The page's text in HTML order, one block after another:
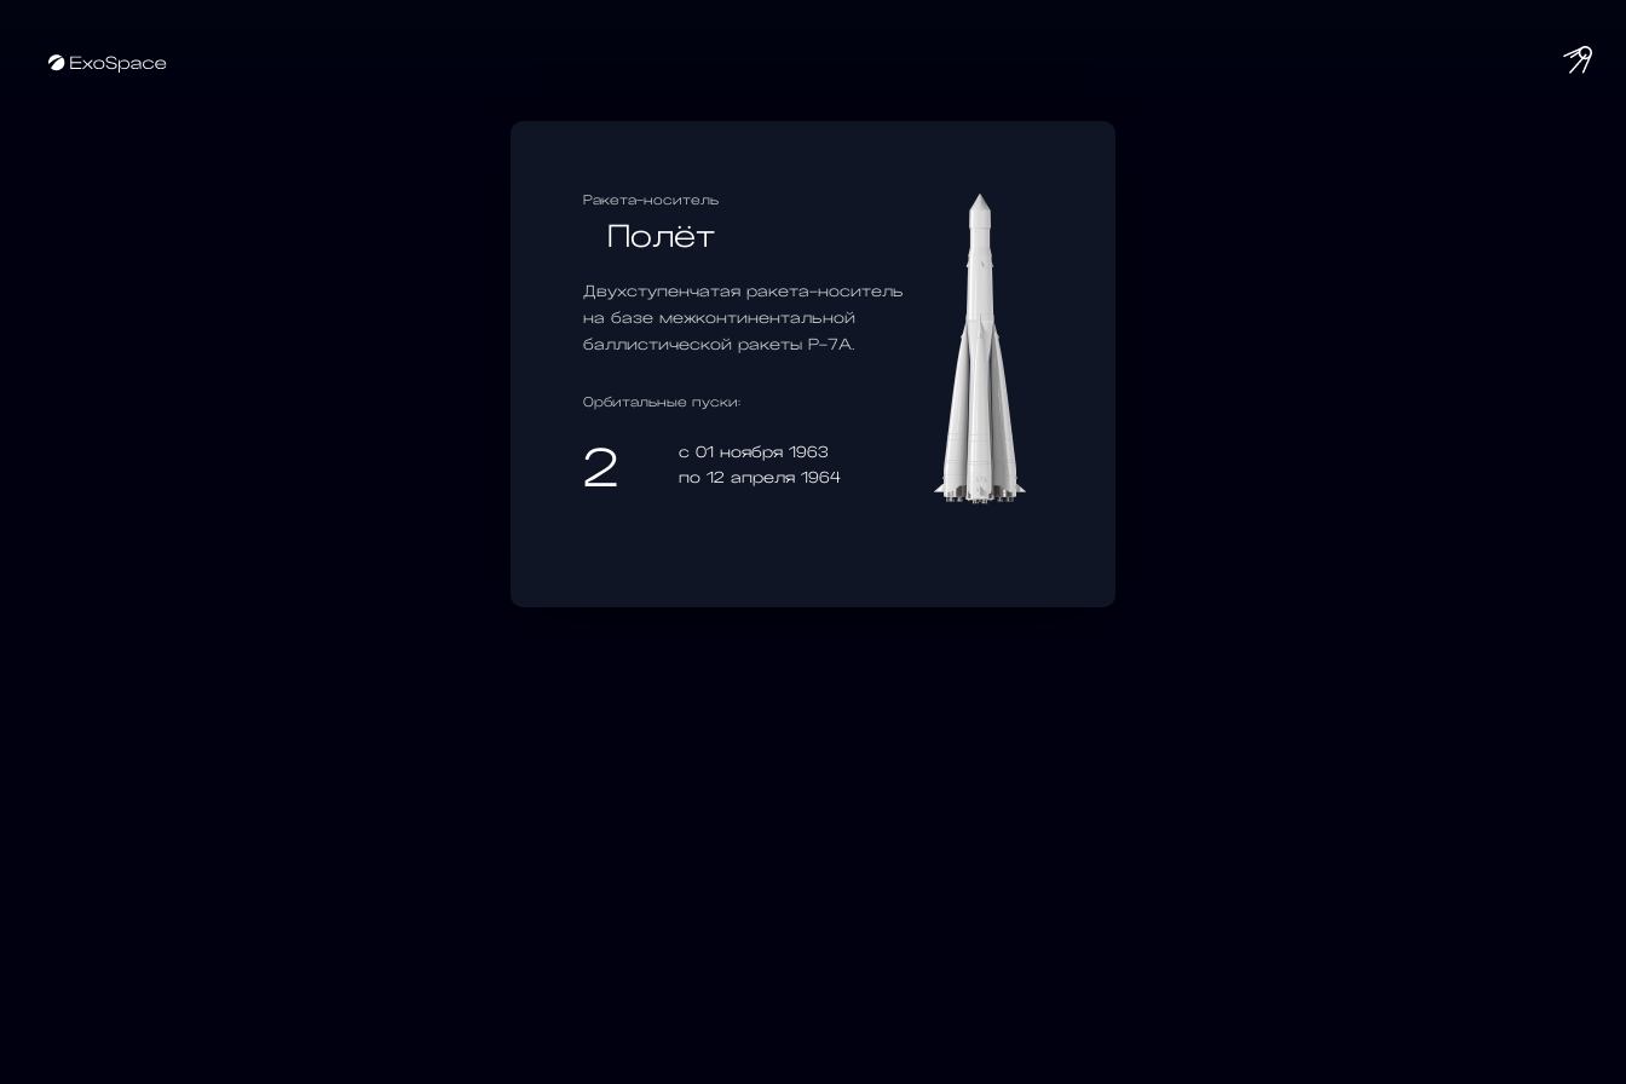
Ракета-носитель
Полёт
Двухступенчатая ракета-носитель
на базе межконтинентальной
баллистической ракеты Р-7А.
Орбитальные пуски:
2
c 01 ноября 1963
по 12 апреля 1964